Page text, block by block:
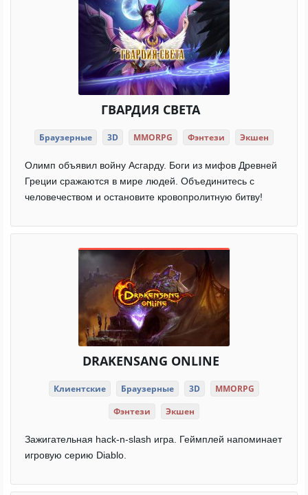
ГВАРДИЯ СВЕТА
Браузерные 3D MMORPG Фэнтези Экшен
Олимп объявил войну Асгарду. Боги из мифов Древней
Греции сражаются в мире людей. Объединитесь с
человечеством и остановите кровопролитную битву!
DRAKENSANG ONLINE
Клиентские Браузерные 3D
MMORPG
Фэнтези
Экшен
Зажигательная hack-n-slash игра. Геймплей напоминает
игровую серию Diablo.